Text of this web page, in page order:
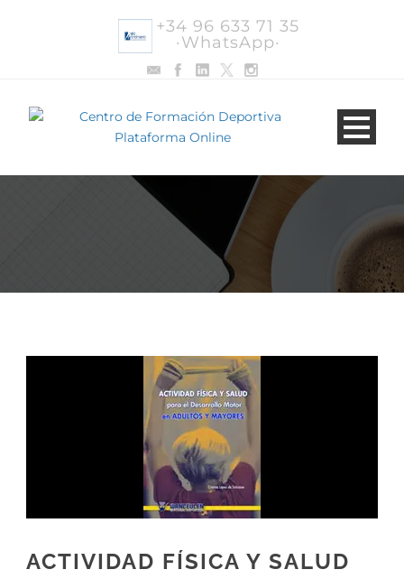
+34 96 633 71 35
·WhatsApp·
ACTIVIDAD FÍSICA Y SALUD